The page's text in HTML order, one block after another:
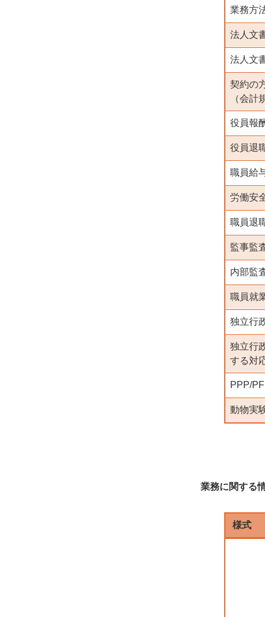
業務方
法人文
法人文
契約の
（会計
役員報
役員退
職員給
労働安
職員退
監事監
内部監
職員就
独立行
独立行
する対
PPP/
動物実
業務に関する
様式